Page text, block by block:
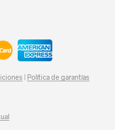
| Política de garantías